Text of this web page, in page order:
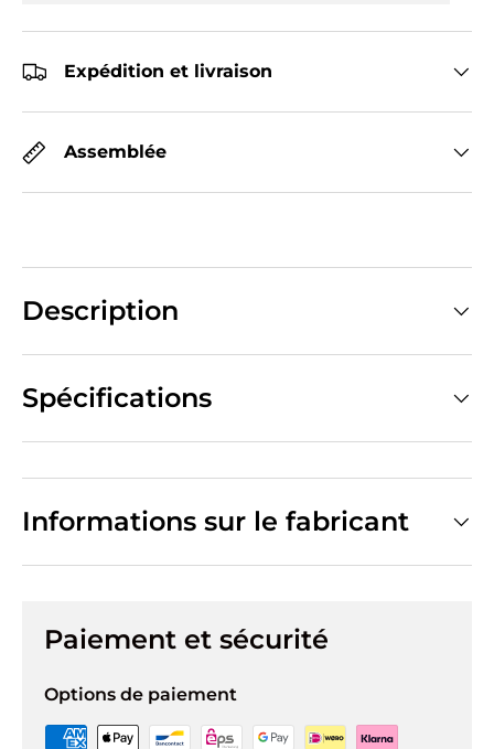
Expédition et livraison
Assemblée
Description
Spécifications
Informations sur le fabricant
Paiement et sécurité
Options de paiement